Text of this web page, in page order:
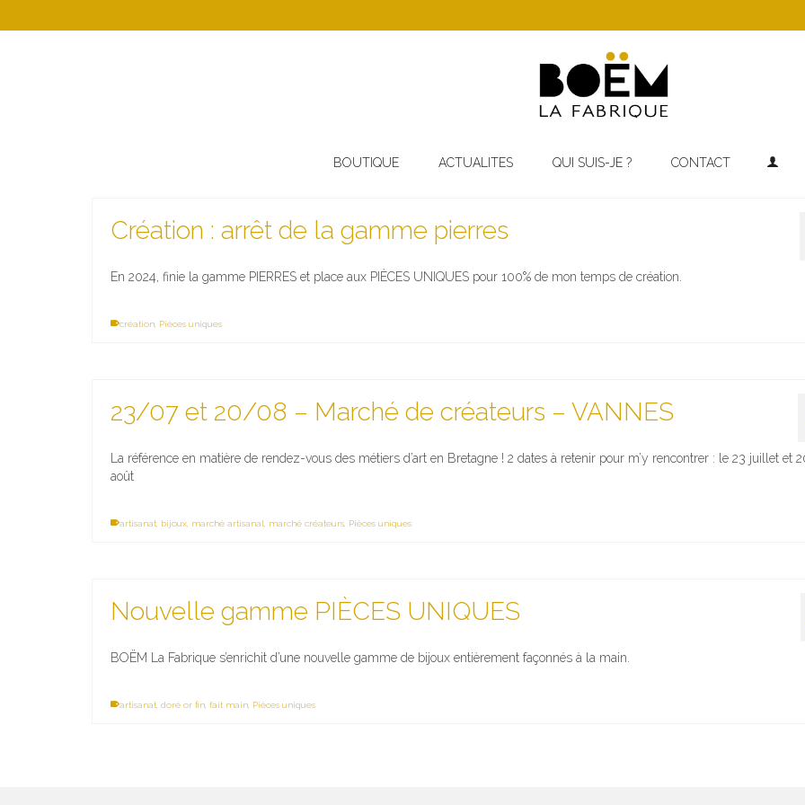
BOUTIQUE ACTUALITES QUI SUIS-JE ? CONTACT
Création : arrêt de la gamme pierres
En 2024, finie la gamme PIERRES et place aux PIÈCES UNIQUES pour 100% de mon temps de création.
création Pièces uniques
23/07 et 20/08 – Marché de créateurs – VANNES
La référence en matière de rendez-vous des métiers d’art en Bretagne ! 2 dates à retenir pour m’y rencontrer : le 23 juillet et
août
artisanat bijoux marché artisanal marché créateurs Pièces uniques
Nouvelle gamme PIÈCES UNIQUES
BOËM La Fabrique s’enrichit d’une nouvelle gamme de bijoux entièrement façonnés à la main.
artisanat doré or fin fait main Pièces uniques